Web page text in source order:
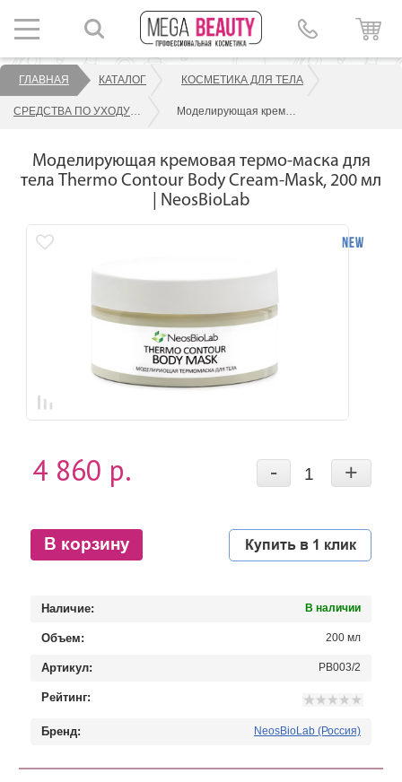
ГЛАВНАЯ КАТАЛОГ КОСМЕТИКА ДЛЯ ТЕЛА
СРЕДСТВА ПО УХОДУ ЗА ТЕЛОМ Моделирующая кремовая термо-маска для тела Thermo Contour Body Cream-Mask, 200 мл | NeosBioLab
Моделирующая кремовая термо-маска для
тела Thermo Contour Body Cream-Mask, 200 мл
| NeosBioLab
4 860 р. - +
В корзину Купить в 1 клик
Наличие: В наличии
Объем: 200 мл
Артикул: PB003/2
Рейтинг:
Бренд: NeosBioLab (Россия)